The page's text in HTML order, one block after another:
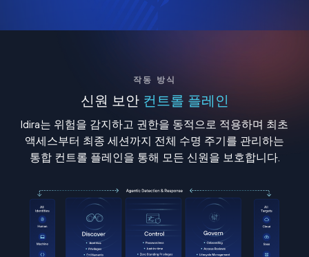
작동 방식
신원 보안 컨트롤 플레인
Idira는 위험을 감지하고 권한을 동적으로 적용하며 최초
액세스부터 최종 세션까지 전체 수명 주기를 관리하는
통합 컨트롤 플레인을 통해 모든 신원을 보호합니다.